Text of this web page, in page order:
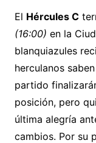
El Hércules C
(16:00) en la
blanquiazules
herculanos
partido
posición, pero
última alegría
cambios. Por su